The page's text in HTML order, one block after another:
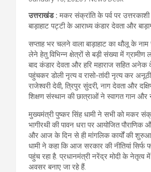
उत्तराखंड :मकर संक्रांति के पर्व पर
बाड़ाहाट पट्टी के आराध्य कंडार देवता और
सप्ताह भर चलने वाला बाड़ाहाट का थौलू के
लेने हेतु विभिन्न क्षेत्रों से बड़ी संख्या में
बाद कंडार देवता और हरि महाराज सहित अनेक
पहुंचकर डोली नृत्य व रासो-तांदी नृत्य कर
राजेश्वरी देवी, त्रिपुर सुंदरी, नाग देवता और
शिक्षण संस्थान की छात्राओं ने स्वागत गान और
मुख्यमंत्री पुष्कर सिंह धामी ने सभी को मकर
भागीरथी की पावन धरा पर आयोजित
और आज के दिन से ही मांगलिक कार्यों की
धामी ने कहा कि आज सरकार की नीतियां
पहुंच रहा है. प्रधानमंत्री नरेंद्र मोदी के
अवसर बनाए जा रहे हैं.